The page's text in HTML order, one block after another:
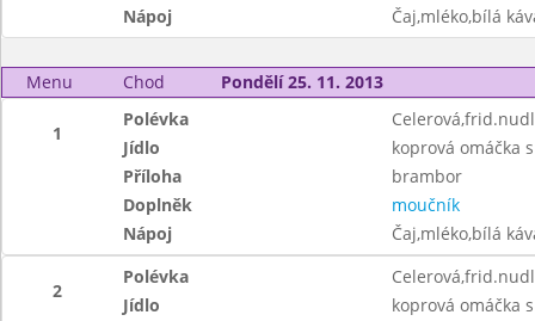
Nápoj
Čaj,mléko,bílá
Menu Chod Pondělí 25. 11. 2013
1
Polévka
Jídlo
koprová omáčka
Příloha
brambor
Doplněk
moučník
Nápoj
Čaj,mléko,bílá
2
Polévka
Jídlo
koprová omáčka